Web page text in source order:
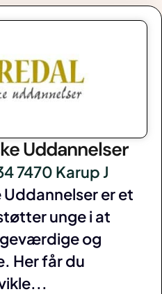
Uddannelser
7470 Karup J
er et
unge i at
og
Her får du